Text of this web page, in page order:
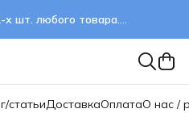
х шт. любого товара.
статьиДоставкаОплатаО нас /